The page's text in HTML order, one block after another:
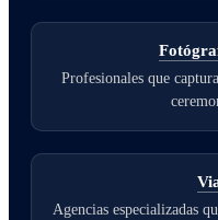
Profesionales que
Agencias especializadas